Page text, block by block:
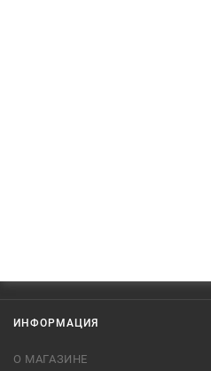
ИНФОРМАЦИЯ
О МАГАЗИНЕ